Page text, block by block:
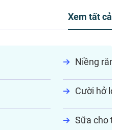
Xem tất cả
Niềng
Cười hở lợi
Sữa cho